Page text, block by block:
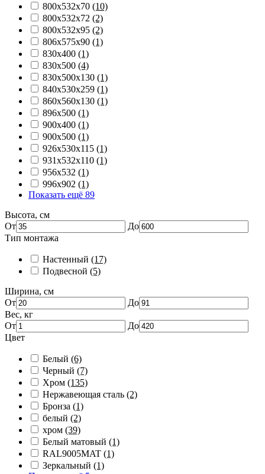
800х532х70 (10)
800х532х72 (2)
800х532х95 (2)
806х575х90 (1)
830х400 (1)
830х500 (4)
830х500х130 (1)
840х530х259 (1)
860х560х130 (1)
896х500 (1)
900х400 (1)
900х500 (1)
926х530х115 (1)
931х532х110 (1)
956х532 (1)
996х902 (1)
Показать ещё 89
Высота, см
От
До
Тип монтажа
Настенный (17)
Подвесной (5)
Ширина, см
От
До
Вес, кг
От
До
Цвет
Белый (6)
Черный (7)
Хром (135)
Нержавеющая сталь (2)
Бронза (1)
белый (2)
хром (39)
Белый матовый (1)
RAL9005MAT (1)
Зеркальный (1)